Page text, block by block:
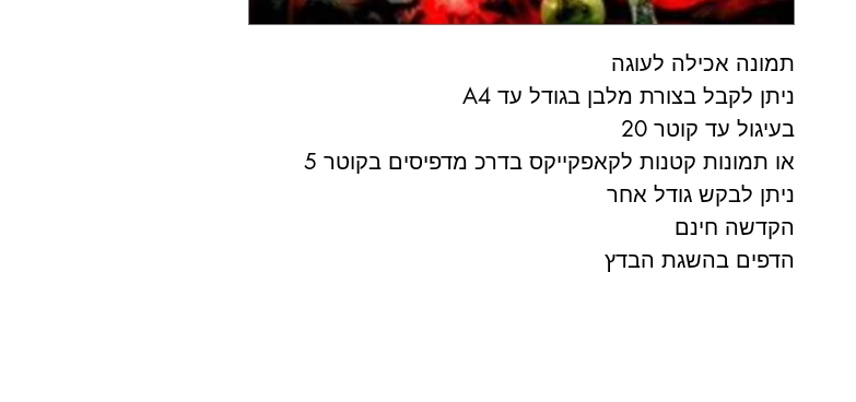
תמונה אכילה לעוגה
ניתן לקבל בצורת מלבן בגודל עד A4
בעיגול עד קוטר 20
או תמונות קטנות לקאפקייקס בדרכ מדפיסים בקוטר 5
ניתן לבקש גודל אחר
הקדשה חינם
הדפים בהשגת הבדץ